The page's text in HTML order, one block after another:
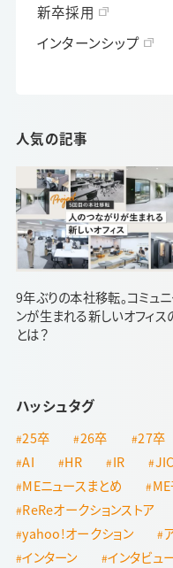
新卒採用
インターンシップ
人気の記事
9年ぶりの本社移転。コミュ
ンが生まれる新しいオフィス
とは？
ハッシュタグ
25卒 26卒 27卒
AI
HR IR
MEニュースまとめ
ReReオークションストア
yahoo!オークション
インターン
インタビュ